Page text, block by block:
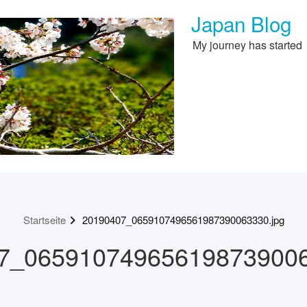
Japan Blog
My journey has started
Startseite 20190407_0659107496561987390063330.jpg